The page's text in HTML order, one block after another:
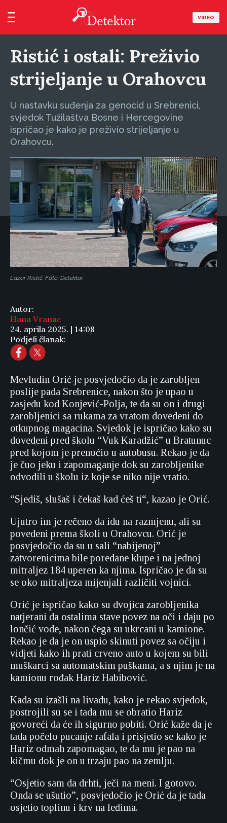
VIDEO
Ristić i ostali: Preživio
strijeljanje u Orahovcu
U nastavku suđenja za genocid u Srebrenici,
svjedok Tužilaštva Bosne i Hercegovine
ispričao je kako je preživio strijeljanje u
Orahovcu.
Lazar Ristić. Foto: Detektor
Autor:
Hana Vranac
24. aprila 2025. | 14:08
Podjeli članak:
Mevludin Orić je posvjedočio da je zarobljen
poslije pada Srebrenice, nakon što je upao u
zasjedu kod Konjević-Polja, te da su on i drugi
zarobljenici sa rukama za vratom dovedeni do
otkupnog magacina. Svjedok je ispričao kako su
dovedeni pred školu “Vuk Karadžić” u Bratunuc
pred kojom je prenoćio u autobusu. Rekao je da
je čuo jeku i zapomaganje dok su zarobljenike
odvodili u školu iz koje se niko nije vratio.
“Sjediš, slušaš i čekaš kad ćeš ti“, kazao je Orić.
Ujutro im je rečeno da idu na razmjenu, ali su
povedeni prema školi u Orahovcu. Orić je
posvjedočio da su u sali “nabijenoj”
zatvorenicima bile poredane klupe i na jednoj
mitraljez 184 uperen ka njima. Ispričao je da su
se oko mitraljeza mijenjali različiti vojnici.
Orić je ispričao kako su dvojica zarobljenika
natjerani da ostalima stave povez na oči i daju po
lončić vode, nakon čega su ukrcani u kamione.
Rekao je da je on uspio skinuti povez sa očiju i
vidjeti kako ih prati crveno auto u kojem su bili
muškarci sa automatskim puškama, a s njim je na
kamionu rođak Hariz Habibović.
Kada su izašli na livadu, kako je rekao svjedok,
postrojili su se i tada mu se obratio Hariz
govoreći da će ih sigurno pobiti. Orić kaže da je
tada počelo pucanje rafala i prisjetio se kako je
Hariz odmah zapomagao, te da mu je pao na
kičmu dok je on u trzaju pao na zemlju.
“Osjetio sam da drhti, ječi na meni. I gotovo.
Onda se ušutio”, posvjedočio je Orić da je tada
osjetio toplinu i krv na leđima.